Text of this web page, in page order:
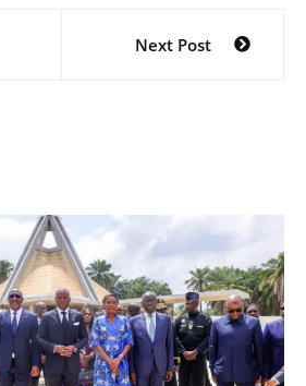
Next Post